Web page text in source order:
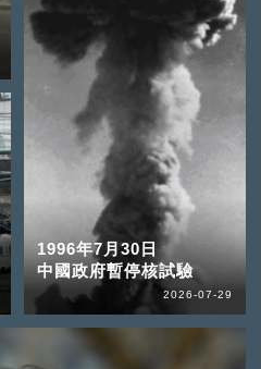
1996年7月30日
中國政府暫停核試驗
2026-07-29